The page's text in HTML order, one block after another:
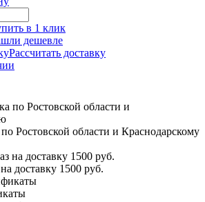
в 1 клик
дешевле
Рассчитать доставку
по Ростовской области и Краснодарскому
доставку 1500 руб.